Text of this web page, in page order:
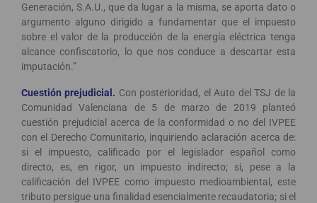
Generación, S.A.U., que da lugar a la misma, se aporta dato o
argumento alguno dirigido a fundamentar que el impuesto
sobre el valor de la producción de la energía eléctrica tenga
alcance confiscatorio, lo que nos conduce a descartar esta
imputación.”
Cuestión prejudicial. Con posterioridad, el Auto del TSJ de la
Comunidad Valenciana de 5 de marzo de 2019 planteó
cuestión prejudicial acerca de la conformidad o no del IVPEE
con el Derecho Comunitario, inquiriendo aclaración acerca de:
si el impuesto, calificado por el legislador español como
directo, es, en rigor, un impuesto indirecto; si, pese a la
calificación del IVPEE como impuesto medioambiental, este
tributo persigue una finalidad esencialmente recaudatoria; si el